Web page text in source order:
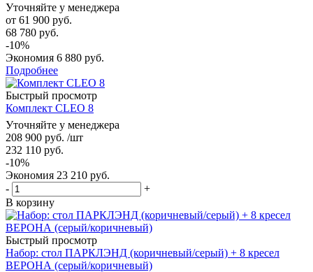
Уточняйте у менеджера
от 61 900 руб.
68 780 руб.
-10%
Экономия 6 880 руб.
Подробнее
Быстрый просмотр
Комплект CLEO 8
Уточняйте у менеджера
208 900 руб. /шт
232 110 руб.
-10%
Экономия 23 210 руб.
-
+
В корзину
Быстрый просмотр
Набор: стол ПАРКЛЭНД (коричневый/серый) + 8 кресел
ВЕРОНА (серый/коричневый)